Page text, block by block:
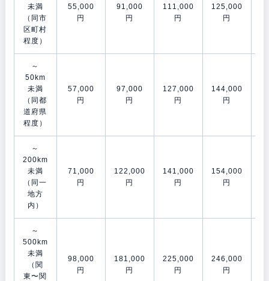
未満
（同市
区町村
程度）
55,000
円
91,000
円
111,000
円
125,000
円
～
50km
未満
（同都
道府県
程度）
57,000
円
97,000
円
127,000
円
144,000
円
～
200km
未満
（同一
地方
内）
71,000
円
122,000
円
141,000
円
154,000
円
～
500km
未満
（関
東〜関
98,000
円
181,000
円
225,000
円
246,000
円